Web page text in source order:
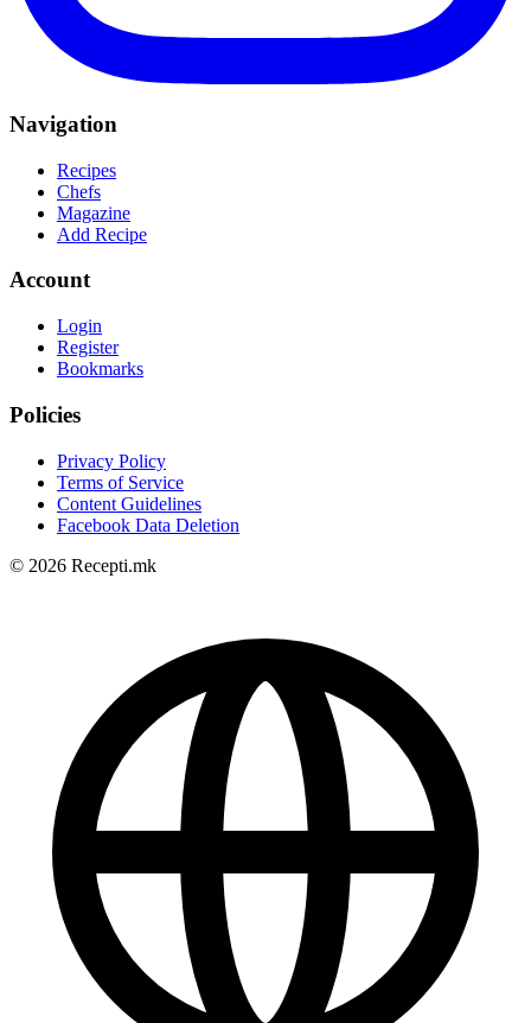
Navigation
Recipes
Chefs
Magazine
Add Recipe
Account
Login
Register
Bookmarks
Policies
Privacy Policy
Terms of Service
Content Guidelines
Facebook Data Deletion
© 2026 Recepti.mk